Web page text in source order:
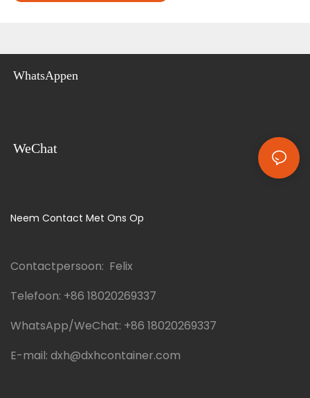
WhatsAppen
WeChat
Neem Contact Met Ons Op
Contactpersoon: Felix
Telefoon: +86 18020269337
WhatsApp/WeChat: +86 18020269337
E-mail: dxh@dxhcontainer.com